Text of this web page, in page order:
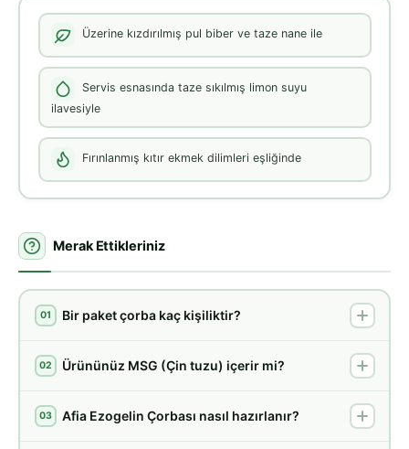
Üzerine kızdırılmış pul biber ve taze nane ile
Servis esnasında taze sıkılmış limon suyu
ilavesiyle
Fırınlanmış kıtır ekmek dilimleri eşliğinde
Merak Ettikleriniz
01 Bir paket çorba kaç kişiliktir?
02 Ürününüz MSG (Çin tuzu) içerir mi?
03 Afia Ezogelin Çorbası nasıl hazırlanır?